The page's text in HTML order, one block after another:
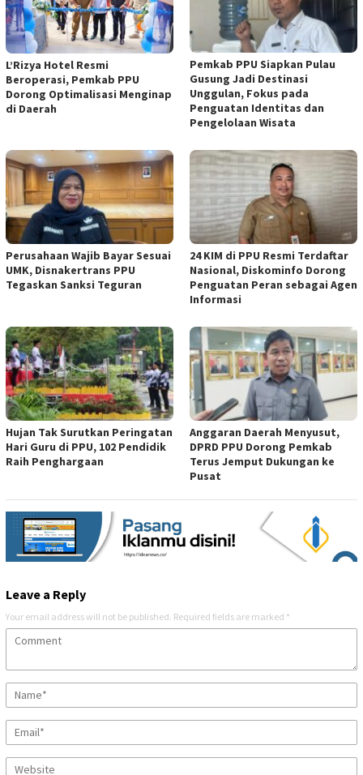
L’Rizya Hotel Resmi
Beroperasi, Pemkab PPU
Dorong Optimalisasi Menginap
di Daerah
Pemkab PPU Siapkan Pulau
Gusung Jadi Destinasi
Unggulan, Fokus pada
Penguatan Identitas dan
Pengelolaan Wisata
Perusahaan Wajib Bayar Sesuai
UMK, Disnakertrans PPU
Tegaskan Sanksi Teguran
24 KIM di PPU Resmi Terdaftar
Nasional, Diskominfo Dorong
Penguatan Peran sebagai Agen
Informasi
Hujan Tak Surutkan Peringatan
Hari Guru di PPU, 102 Pendidik
Raih Penghargaan
Anggaran Daerah Menyusut,
DPRD PPU Dorong Pemkab
Terus Jemput Dukungan ke
Pusat
Leave a Reply
Your email address will not be published. Required fields are marked *